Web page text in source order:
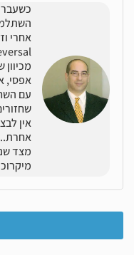
אפסי,
עם
אין
מצד